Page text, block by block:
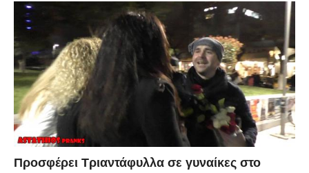
Προσφέρει Τριαντάφυλλα σε γυναίκες στο